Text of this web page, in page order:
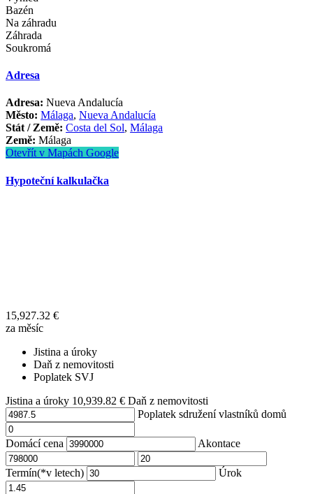
Bazén
Na záhradu
Záhrada
Soukromá
Adresa
Adresa: Nueva Andalucía
Město: Málaga,Nueva Andalucía
Stát / Země: Costa del Sol,Málaga
Země: Málaga
Otevřít v Mapách Google
Hypoteční kalkulačka
15,927.32 €
za měsíc
Jistina a úroky
Daň z nemovitosti
Poplatek SVJ
Jistina a úroky 10,939.82 €Daň z nemovitosti
Poplatek sdružení vlastníků domů
Domácí cena Akontace
Termín(*v letech) Úrok